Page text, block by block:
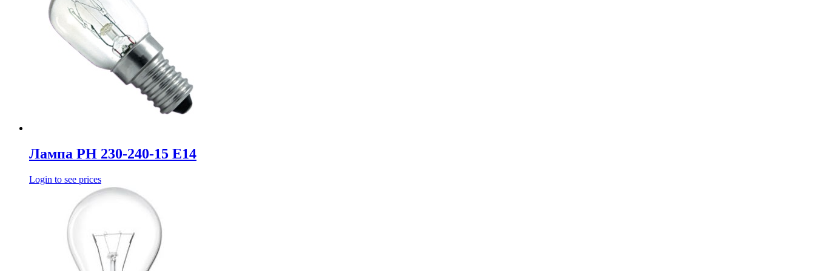
Лампа РН 230-240-15 Е14
Login to see prices